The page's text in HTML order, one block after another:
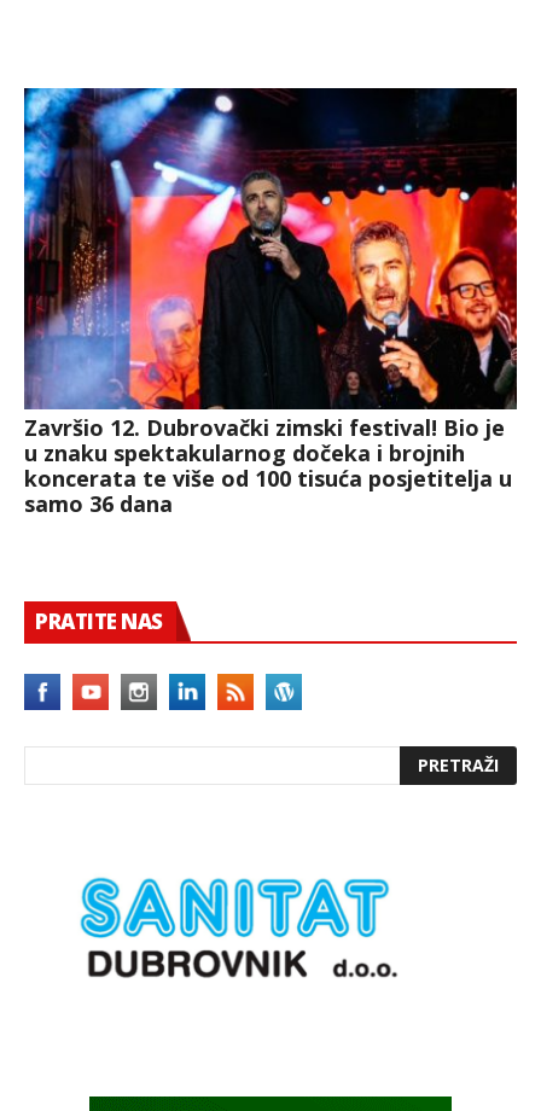
Završio 12. Dubrovački zimski festival! Bio je
u znaku spektakularnog dočeka i brojnih
koncerata te više od 100 tisuća posjetitelja u
samo 36 dana
PRATITE NAS